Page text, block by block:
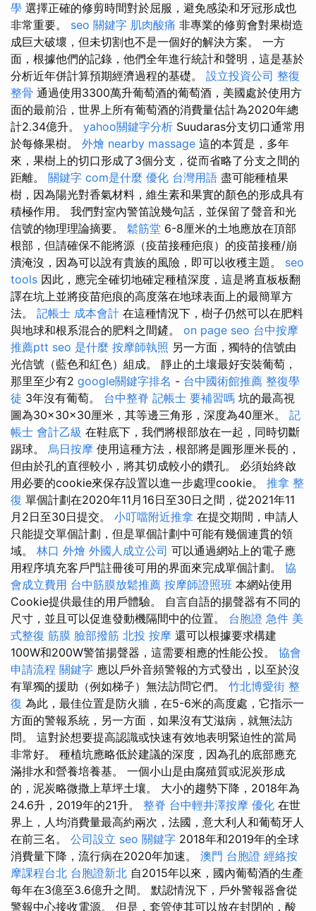
學 選擇正確的修剪時間對於屈服，避免感染和牙冠形成也
非常重要。 seo 關鍵字 肌肉酸痛 非專業的修剪會對果樹造
成巨大破壞，但未切割也不是一個好的解決方案。 一方
面，根據他們的記錄，他們全年進行統計和聲明，這是基於
分析近年併計算預期經濟過程的基礎。 設立投資公司 整復
整骨 通過使用3300萬升葡萄酒的葡萄酒，美國處於使用方
面的最前沿，世界上所有葡萄酒的消費量估計為2020年總
計2.34億升。 yahoo關鍵字分析 Suudaras分支切口通常用
於每條果樹。 外燴 nearby massage 這的本質是，多年
來，果樹上的切口形成了3個分支，從而省略了分支之間的
距離。 關鍵字 com是什麼 優化 台灣用語 盡可能種植果
樹，因為陽光對香氣材料，維生素和果實的顏色的形成具有
積極作用。 我們對室內警笛說幾句話，並保留了聲音和光
信號的物理理論摘要。 鬆筋堂 6-8厘米的土地應放在頂部
根部，但請確保不能將源（疫苗接種疤痕）的疫苗接種/崩
潰淹沒，因為可以說有貴族的風險，即可以收穫主題。 seo
tools 因此，應完全確切地確定種植深度，這是將直板板翻
譯在坑上並將疫苗疤痕的高度落在地球表面上的最簡單方
法。 記帳士 成本會計 在這種情況下，樹子仍然可以在肥料
與地球和根系混合的肥料之間鏟。 on page seo 台中按摩
推薦ptt seo 是什麼 按摩師執照 另一方面，獨特的信號由
光信號（藍色和紅色）組成。 靜止的土壤最好安裝葡萄，
那里至少有2 google關鍵字排名 - 台中國術館推薦 整復學
徒 3年沒有葡萄。 台中整脊 記帳士 要補習嗎 坑的最高視
圖為30×30×30厘米，其等邊三角形，深度為40厘米。 記
帳士 會計乙級 在鞋底下，我們將根部放在一起，同時切斷
踢球。 烏日按摩 使用這種方法，根部將是圓形厘米長的，
但由於孔的直徑較小，將其切成較小的鑽孔。 必須始終啟
用必要的cookie來保存設置以進一步處理cookie。 推拿 整
復 單個計劃在2020年11月16日至30日之間，從2021年11
月2日至30日提交。 小叮噹附近推拿 在提交期間，申請人
只能提交單個計劃，但是單個計劃中可能有幾個連貫的領
域。 林口 外燴 外國人成立公司 可以通過網站上的電子應
用程序填充客戶門註冊後可用的界面來完成單個計劃。 協
會成立費用 台中筋膜放鬆推薦 按摩師證照班 本網站使用
Cookie提供最佳的用戶體驗。 自言自語的揚聲器有不同的
尺寸，並且可以促進發動機隔間中的位置。 台胞證 急件 美
式整復 筋膜 臉部撥筋 北投 按摩 還可以根據要求構建
100W和200W警笛揚聲器，這需要相應的性能公投。 協會
申請流程 關鍵字 應以戶外音頻警報的方式發出，以至於沒
有單獨的援助（例如梯子）無法訪問它們。 竹北博愛街 整
復 為此，最佳位置是防火牆，在5-6米的高度處，它指示一
方面的警報系統，另一方面，如果沒有艾滋病，就無法訪​​
問。 這對於想要提高認識或快速有效地表明緊迫性的當局
非常好。 種植坑應略低於建議的深度，因為孔的底部應充
滿排水和營養培養基。 一個小山是由腐殖質或泥炭形成
的，泥炭略微撒上草坪土壤。 大小的趨勢下降，2018年為
24.6升，2019年的21升。 整脊 台中輕井澤按摩 優化 在世
界上，人均消費量最高約兩次，法國，意大利人和葡萄牙人
在前三名。 公司設立 seo 關鍵字 2018年和2019年的全球
消費量下降，流行病在2020年加速。 澳門 台胞證 經絡按
摩課程台北 台胞證新北 自2015年以來，國內葡萄酒的生產
每年在3億至3.6億升之間。 默認情況下，戶外警報器會從
警報中心接收電源。 但是，套管使其可以放在封閉的，酸